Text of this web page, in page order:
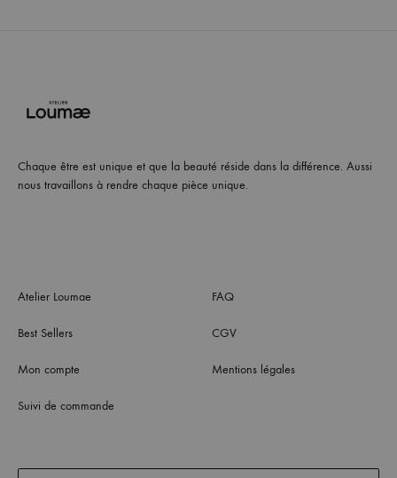
Chaque être est unique et que la beauté réside dans la différence. Aussi
nous travaillons à rendre chaque pièce unique.
Atelier Loumae
Best Sellers
Mon compte
Suivi de commande
FAQ
CGV
Mentions légales